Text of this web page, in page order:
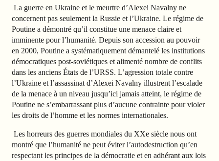
La guerre en Ukraine et le meurtre d’Alexei Navalny ne
concernent pas seulement la Russie et l’Ukraine. Le régime de
Poutine a démontré qu’il constitue une menace claire et
imminente pour l’humanité. Depuis son accession au pouvoir
en 2000, Poutine a systématiquement démantelé les institutions
démocratiques post-soviétiques et alimenté nombre de conflits
dans les anciens États de l’URSS. L’agression totale contre
l’Ukraine et l’assassinat d’Alexei Navalny illustrent l’escalade
de la menace à un niveau jusqu’ici jamais atteint, le régime de
Poutine ne s’embarrassant plus d’aucune contrainte pour violer
les droits de l’homme et les normes internationales.
Les horreurs des guerres mondiales du XXe siècle nous ont
montré que l’humanité ne peut éviter l’autodestruction qu’en
respectant les principes de la démocratie et en adhérant aux lois